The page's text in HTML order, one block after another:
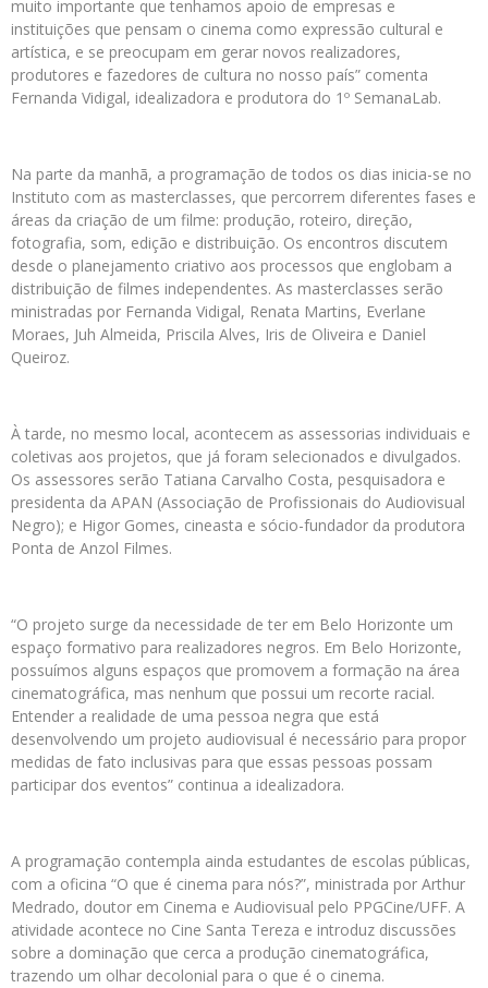
muito importante que tenhamos apoio de empresas e
instituições que pensam o cinema como expressão cultural e
artística, e se preocupam em gerar novos realizadores,
produtores e fazedores de cultura no nosso país” comenta
Fernanda Vidigal, idealizadora e produtora do 1º SemanaLab.
Na parte da manhã, a programação de todos os dias inicia-se no
Instituto com as masterclasses, que percorrem diferentes fases e
áreas da criação de um filme: produção, roteiro, direção,
fotografia, som, edição e distribuição. Os encontros discutem
desde o planejamento criativo aos processos que englobam a
distribuição de filmes independentes. As masterclasses serão
ministradas por Fernanda Vidigal, Renata Martins, Everlane
Moraes, Juh Almeida, Priscila Alves, Iris de Oliveira e Daniel
Queiroz.
À tarde, no mesmo local, acontecem as assessorias individuais e
coletivas aos projetos, que já foram selecionados e divulgados.
Os assessores serão Tatiana Carvalho Costa, pesquisadora e
presidenta da APAN (Associação de Profissionais do Audiovisual
Negro); e Higor Gomes, cineasta e sócio-fundador da produtora
Ponta de Anzol Filmes.
“O projeto surge da necessidade de ter em Belo Horizonte um
espaço formativo para realizadores negros. Em Belo Horizonte,
possuímos alguns espaços que promovem a formação na área
cinematográfica, mas nenhum que possui um recorte racial.
Entender a realidade de uma pessoa negra que está
desenvolvendo um projeto audiovisual é necessário para propor
medidas de fato inclusivas para que essas pessoas possam
participar dos eventos” continua a idealizadora.
A programação contempla ainda estudantes de escolas públicas,
com a oficina “O que é cinema para nós?”, ministrada por Arthur
Medrado, doutor em Cinema e Audiovisual pelo PPGCine/UFF. A
atividade acontece no Cine Santa Tereza e introduz discussões
sobre a dominação que cerca a produção cinematográfica,
trazendo um olhar decolonial para o que é o cinema.